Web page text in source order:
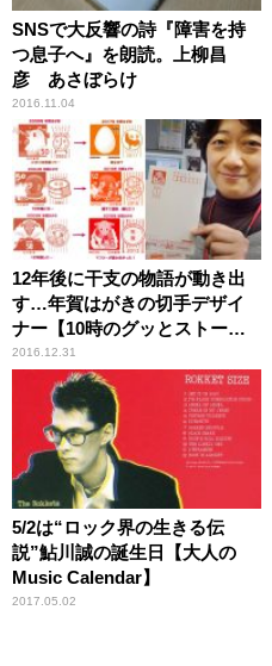
SNSで大反響の詩『障害を持
つ息子へ』を朗読。上柳昌
彦 あさぼらけ
2016.11.04
12年後に干支の物語が動き出
す…年賀はがきの切手デザイ
ナー【10時のグッとストーリ
ー】
2016.12.31
5/2は“ロック界の生きる伝
説”鮎川誠の誕生日【大人の
Music Calendar】
2017.05.02